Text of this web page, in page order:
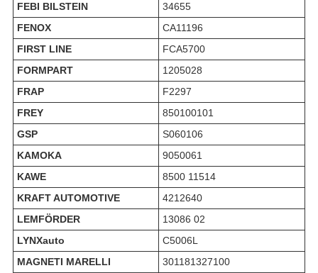
FEBI BILSTEIN
34655
FENOX
CA11196
FIRST LINE
FCA5700
FORMPART
1205028
FRAP
F2297
FREY
850100101
GSP
S060106
KAMOKA
9050061
KAWE
8500 11514
KRAFT AUTOMOTIVE
4212640
LEMFÖRDER
13086 02
LYNXauto
C5006L
MAGNETI MARELLI
301181327100